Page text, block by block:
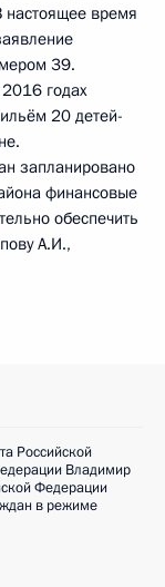
время
39.
годах
20 детей-
запланировано
финансовые
обеспечить
А.И.,
Российской
Владимир
Федерации
в режиме